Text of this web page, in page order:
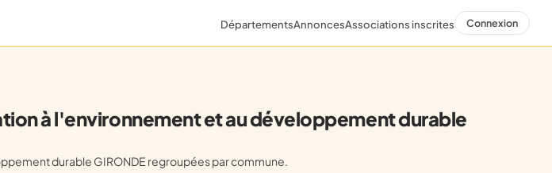
DépartementsAnnoncesAssociations inscrites Connexion
à l'environnement et au développement durable
durable GIRONDE regroupées par commune.